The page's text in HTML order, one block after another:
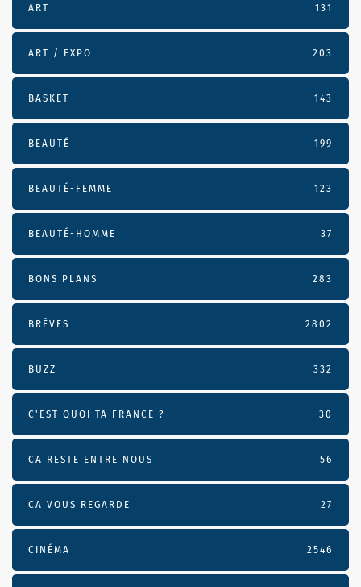
ART 131
ART / EXPO 203
BASKET 143
BEAUTÉ 199
BEAUTÉ-FEMME 123
BEAUTÉ-HOMME 37
BONS PLANS 283
BRÈVES 2802
BUZZ 332
C'EST QUOI TA FRANCE ? 30
CA RESTE ENTRE NOUS 56
CA VOUS REGARDE 27
CINÉMA 2546